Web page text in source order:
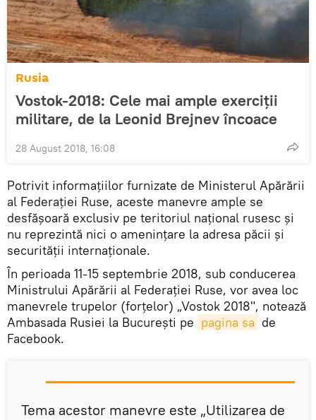
Rusia
Vostok-2018: Cele mai ample exerciții
militare, de la Leonid Brejnev încoace
28 August 2018, 16:08
Potrivit informaţiilor furnizate de Ministerul Apărării
al Federaţiei Ruse, aceste manevre ample se
desfăşoară exclusiv pe teritoriul naţional rusesc şi
nu reprezintă nici o ameninţare la adresa păcii şi
securităţii internaţionale.
În perioada 11-15 septembrie 2018, sub conducerea
Ministrului Apărării al Federației Ruse, vor avea loc
manevrele trupelor (forțelor) „Vostok 2018", notează
Ambasada Rusiei la Bucureşti pe pagina sa de
Facebook.
Tema acestor manevre este „Utilizarea de